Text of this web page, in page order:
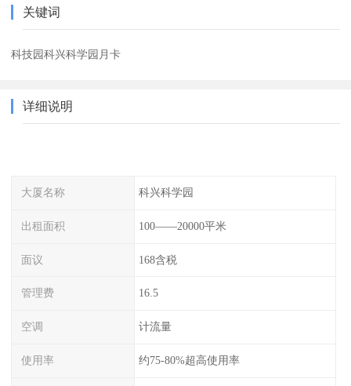
关键词
科技园科兴科学园月卡
详细说明
大厦名称 科兴科学园
出租面积 100——20000平米
面议 168含税
管理费 16.5
空调 计流量
使用率 约75-80%超高使用率